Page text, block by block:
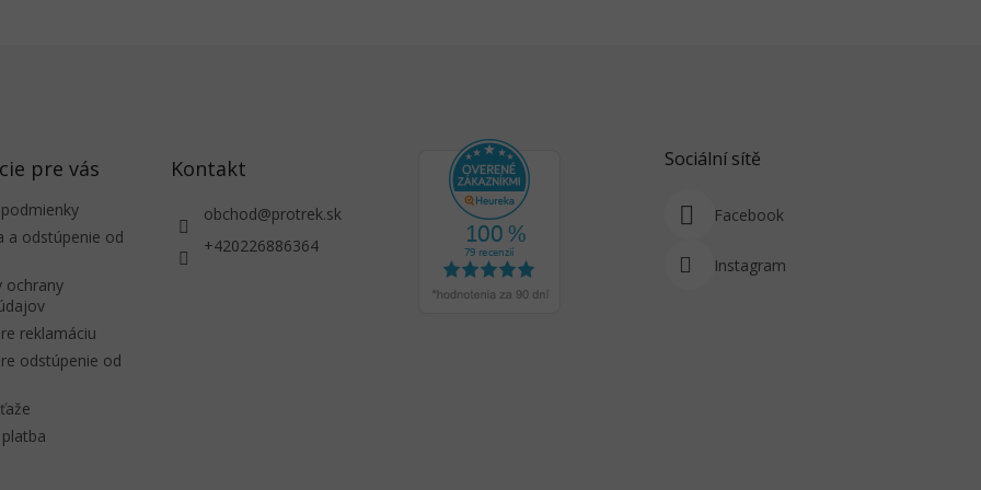
pre vás
a odstúpenie od
ochrany
reklamáciu
odstúpenie od
Kontakt
obchod@protrek.sk
+420226886364
Sociální sítě
Facebook
Instagram